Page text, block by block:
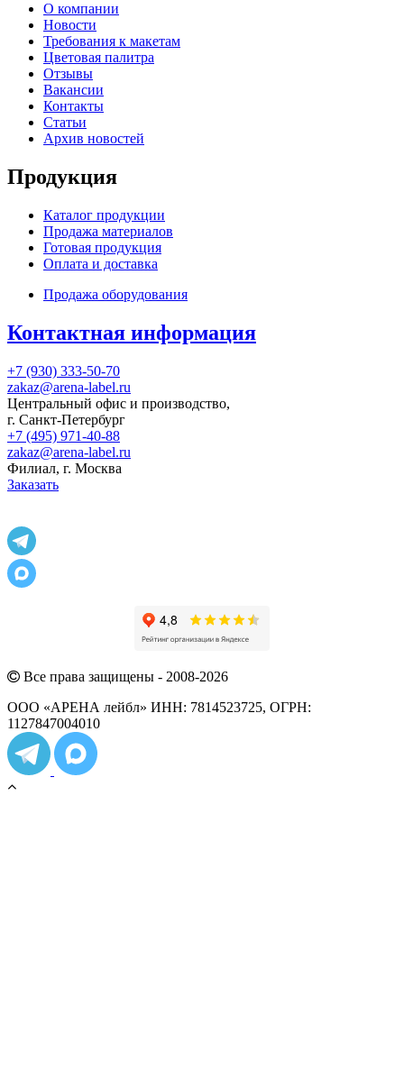
О компании
Новости
Требования к макетам
Цветовая палитра
Отзывы
Вакансии
Контакты
Статьи
Архив новостей
Продукция
Каталог продукции
Продажа материалов
Готовая продукция
Оплата и доставка
Продажа оборудования
Контактная информация
+7 (930) 333-50-70
zakaz@arena-label.ru
Центральный офис и производство,
г. Санкт-Петербург
+7 (495) 971-40-88
zakaz@arena-label.ru
Филиал, г. Москва
Заказать
Все права защищены - 2008-2026
ООО «АРЕНА лейбл» ИНН: 7814523725, ОГРН:
1127847004010